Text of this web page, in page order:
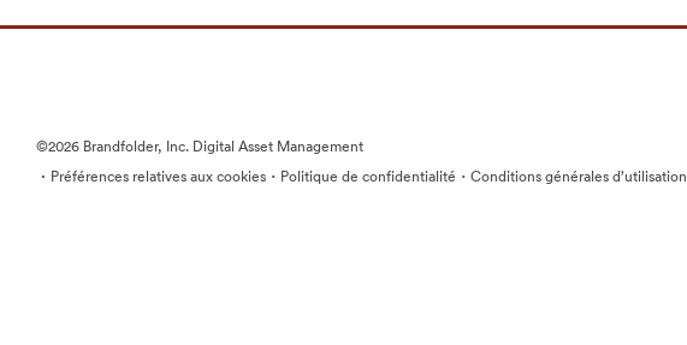
©2026 Brandfolder, Inc. Digital Asset Management
· Préférences relatives aux cookies · Politique de confidentialité · Conditions générales d’utilisation